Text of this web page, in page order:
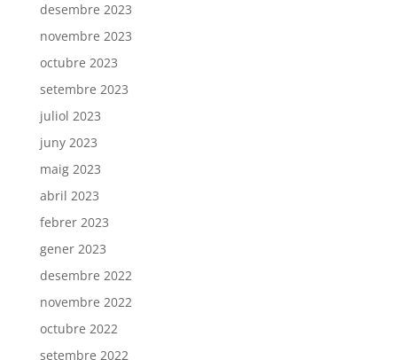
desembre 2023
novembre 2023
octubre 2023
setembre 2023
juliol 2023
juny 2023
maig 2023
abril 2023
febrer 2023
gener 2023
desembre 2022
novembre 2022
octubre 2022
setembre 2022